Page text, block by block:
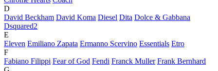
D
David Beckham David Koma Diesel Dita Dolce & Gabbana
Dsquared2
E
Eleven Emiliano Zapata Ermanno Scervino Essentials Etro
F
Fabiano Filippi Fear of God Fendi Franck Muller Frank Bernhard